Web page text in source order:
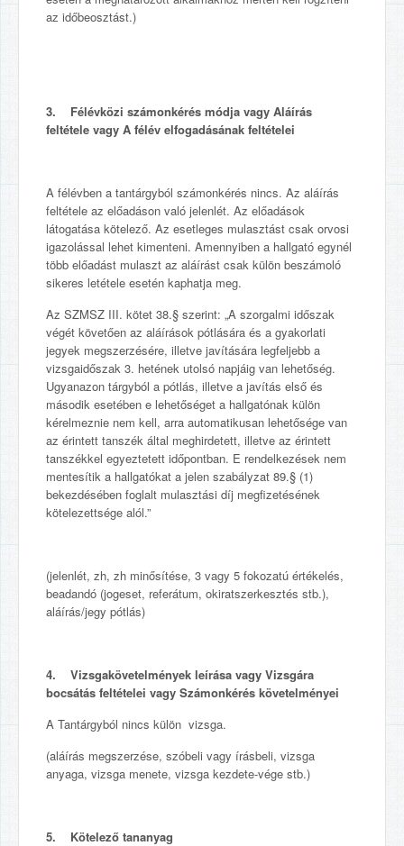
az időbeosztást.)
3. Félévközi számonkérés módja vagy Aláírás
feltétele vagy A félév elfogadásának feltételei
A félévben a tantárgyból számonkérés nincs. Az aláírás
feltétele az előadáson való jelenlét. Az előadások
látogatása kötelező. Az esetleges mulasztást csak orvosi
igazolással lehet kimenteni. Amennyiben a hallgató egynél
több előadást mulaszt az aláírást csak külön beszámoló
sikeres letétele esetén kaphatja meg.
Az SZMSZ III. kötet 38.§ szerint: „A szorgalmi időszak
végét követően az aláírások pótlására és a gyakorlati
jegyek megszerzésére, illetve javítására legfeljebb a
vizsgaidőszak 3. hetének utolsó napjáig van lehetőség.
Ugyanazon tárgyból a pótlás, illetve a javítás első és
második esetében e lehetőséget a hallgatónak külön
kérelmeznie nem kell, arra automatikusan lehetősége van
az érintett tanszék által meghirdetett, illetve az érintett
tanszékkel egyeztetett időpontban. E rendelkezések nem
mentesítik a hallgatókat a jelen szabályzat 89.§ (1)
bekezdésében foglalt mulasztási díj megfizetésének
kötelezettsége alól.”
(jelenlét, zh, zh minősítése, 3 vagy 5 fokozatú értékelés,
beadandó (jogeset, referátum, okiratszerkesztés stb.),
aláírás/jegy pótlás)
4. Vizsgakövetelmények leírása vagy Vizsgára
bocsátás feltételei vagy Számonkérés követelményei
A Tantárgyból nincs külön vizsga.
(aláírás megszerzése, szóbeli vagy írásbeli, vizsga
anyaga, vizsga menete, vizsga kezdete-vége stb.)
5. Kötelező tananyag